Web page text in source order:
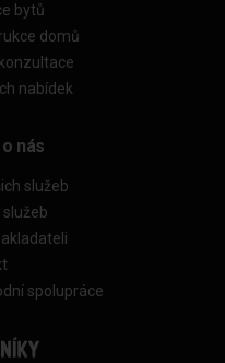
bytů
domů
nabídek
nás
služeb
služeb
spolupráce